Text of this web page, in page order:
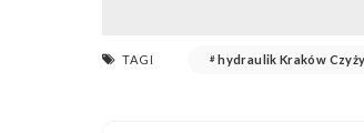
TAGI hydraulik Kraków